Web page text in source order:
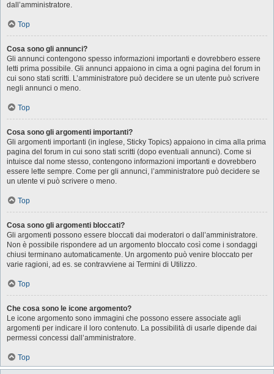
dall’amministratore.
Top
Cosa sono gli annunci?
Gli annunci contengono spesso informazioni importanti e dovrebbero essere
letti prima possibile. Gli annunci appaiono in cima a ogni pagina del forum in
cui sono stati scritti. L’amministratore può decidere se un utente può scrivere
negli annunci o meno.
Top
Cosa sono gli argomenti importanti?
Gli argomenti importanti (in inglese, Sticky Topics) appaiono in cima alla prima
pagina del forum in cui sono stati scritti (dopo eventuali annunci). Come si
intuisce dal nome stesso, contengono informazioni importanti e dovrebbero
essere lette sempre. Come per gli annunci, l’amministratore può decidere se
un utente vi può scrivere o meno.
Top
Cosa sono gli argomenti bloccati?
Gli argomenti possono essere bloccati dai moderatori o dall’amministratore.
Non è possibile rispondere ad un argomento bloccato così come i sondaggi
chiusi terminano automaticamente. Un argomento può venire bloccato per
varie ragioni, ad es. se contravviene ai Termini di Utilizzo.
Top
Che cosa sono le icone argomento?
Le icone argomento sono immagini che possono essere associate agli
argomenti per indicare il loro contenuto. La possibilità di usarle dipende dai
permessi concessi dall’amministratore.
Top